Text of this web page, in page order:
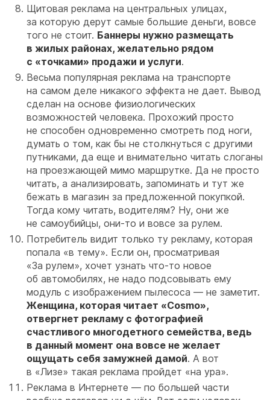
Щитовая реклама на центральных улицах,
за которую дерут самые большие деньги, вовсе
того не стоит. Баннеры нужно размещать
в жилых районах, желательно рядом
с «точками» продажи и услуги.
Весьма популярная реклама на транспорте
на самом деле никакого эффекта не дает. Вывод
сделан на основе физиологических
возможностей человека. Прохожий просто
не способен одновременно смотреть под ноги,
думать о том, как бы не столкнуться с другими
путниками, да еще и внимательно читать слоганы
на проезжающей мимо маршрутке. Да не просто
читать, а анализировать, запоминать и тут же
бежать в магазин за предложенной покупкой.
Тогда кому читать, водителям? Ну, они же
не самоубийцы, они-то и вовсе за рулем.
Потребитель видит только ту рекламу, которая
попала «в тему». Если он, просматривая
«За рулем», хочет узнать что-то новое
об автомобилях, не надо подсовывать ему
модуль с изображением пылесоса — не заметит.
Женщина, которая читает «Cosmo»,
отвергнет рекламу с фотографией
счастливого многодетного семейства, ведь
в данный момент она вовсе не желает
ощущать себя замужней дамой. А вот
в «Лизе» такая реклама пройдет «на ура».
Реклама в Интернете — по большей части